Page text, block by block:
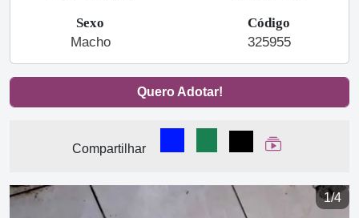
Sexo
Macho
Código
325955
Quero Adotar!
Compartilhar
Compartilhar no Facebook
Compartilhar no
Compartilhar
Ver Web Story
1/4